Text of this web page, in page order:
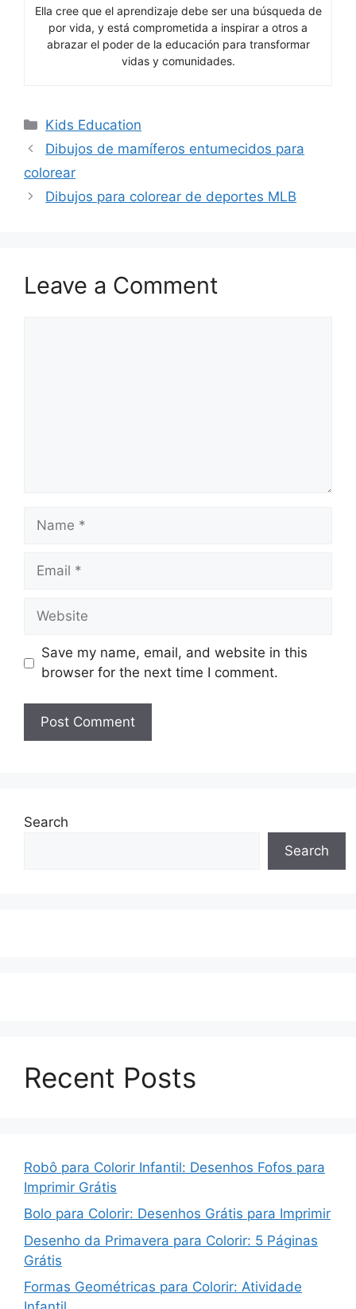
Ella cree que el aprendizaje debe ser una búsqueda de
por vida, y está comprometida a inspirar a otros a
abrazar el poder de la educación para transformar
vidas y comunidades.
Categories
Kids Education
Dibujos de mamíferos entumecidos para
colorear
Dibujos para colorear de deportes MLB
Leave a Comment
Name
Email
Website
Save my name, email, and website in this
browser for the next time I comment.
Search
Search
Recent Posts
Robô para Colorir Infantil: Desenhos Fofos para
Imprimir Grátis
Bolo para Colorir: Desenhos Grátis para Imprimir
Desenho da Primavera para Colorir: 5 Páginas
Grátis
Formas Geométricas para Colorir: Atividade